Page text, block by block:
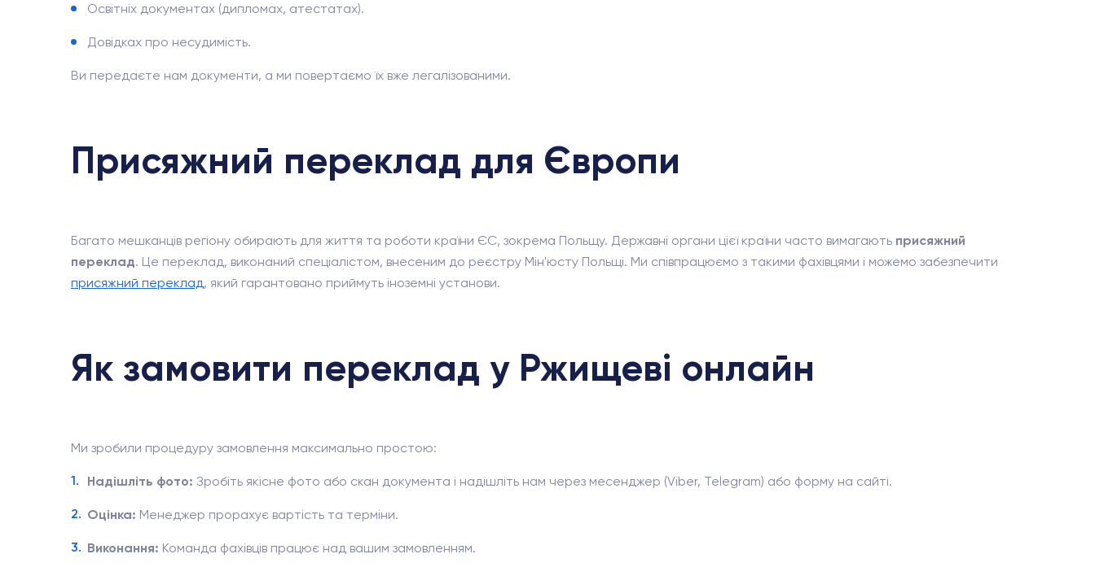
Освітніх документах (дипломах, атестатах).
Довідках про несудимість.
Ви передаєте нам документи, а ми повертаємо їх вже легалізованими.
Присяжний переклад для Європи
Багато мешканців регіону обирають для життя та роботи країни ЄС, зокрема Польщу. Державні органи цієї країни часто вимагають присяжний
переклад. Це переклад, виконаний спеціалістом, внесеним до реєстру Мін'юсту Польщі. Ми співпрацюємо з такими фахівцями і можемо забезпечити
присяжний переклад, який гарантовано приймуть іноземні установи.
Як замовити переклад у Ржищеві онлайн
Ми зробили процедуру замовлення максимально простою:
Надішліть фото: Зробіть якісне фото або скан документа і надішліть нам через месенджер (Viber, Telegram) або форму на сайті.
Оцінка: Менеджер прорахує вартість та терміни.
Виконання: Команда фахівців працює над вашим замовленням.